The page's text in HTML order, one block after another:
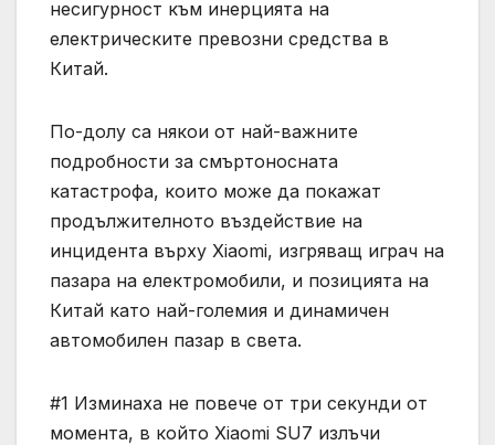
несигурност към инерцията на
електрическите превозни средства в
Китай.
По-долу са някои от най-важните
подробности за смъртоносната
катастрофа, които може да покажат
продължителното въздействие на
инцидента върху Xiaomi, изгряващ играч на
пазара на електромобили, и позицията на
Китай като най-големия и динамичен
автомобилен пазар в света.
#1 Изминаха не повече от три секунди от
момента, в който Xiaomi SU7 излъчи